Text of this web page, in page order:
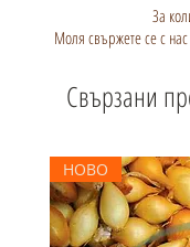
За
Моля свържете се с
Свързани
НОВО